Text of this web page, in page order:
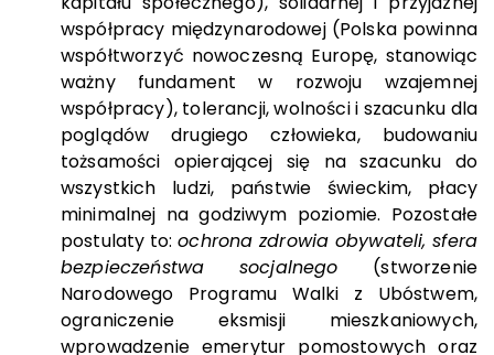
współpracy międzynarodowej (Polska powinna
współtworzyć nowoczesną Europę, stanowiąc
ważny fundament w rozwoju wzajemnej
współpracy), tolerancji, wolności i szacunku dla
poglądów drugiego człowieka, budowaniu
tożsamości opierającej się na szacunku do
wszystkich ludzi, państwie świeckim, płacy
minimalnej na godziwym poziomie. Pozostałe
postulaty to:ochrona zdrowia obywateli, sfera
bezpieczeństwa socjalnego (stworzenie
Narodowego Programu Walki z Ubóstwem,
ograniczenie eksmisji mieszkaniowych,
wprowadzenie emerytur pomostowych oraz